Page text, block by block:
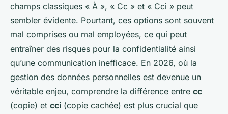
champs classiques « À », « Cc » et « Cci » peut
sembler évidente. Pourtant, ces options sont souvent
mal comprises ou mal employées, ce qui peut
entraîner des risques pour la confidentialité ainsi
qu’une communication inefficace. En 2026, où la
gestion des données personnelles est devenue un
véritable enjeu, comprendre la différence entre cc
(copie) et cci (copie cachée) est plus crucial que